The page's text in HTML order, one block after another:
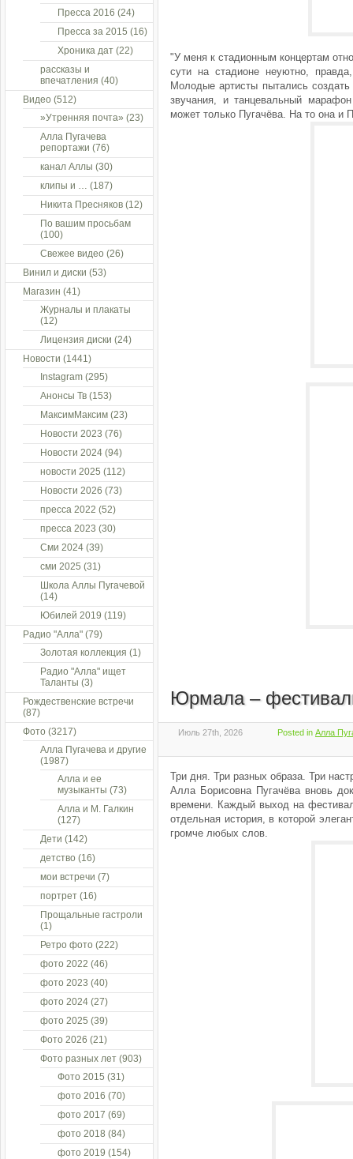
"У меня к стадионным концертам
сути на стадионе неуютно,
Молодые артисты пытались
звучания, и танцевальный
может только Пугачёва. На то она и
Юрмала –
Июль 27th, 2026 Posted in Алла
Три дня. Три разных образа. Три
Алла Борисовна Пугачёва вновь
времени. Каждый выход на
отдельная история, в которой
громче любых слов.
Пресса 2016 (24)
Пресса за 2015 (16)
Хроника дат (22)
рассказы и
впечатления (40)
Видео (512)
»Утренняя почта» (23)
Алла Пугачева
репортажи (76)
канал Аллы (30)
клипы и … (187)
Никита Пресняков (12)
По вашим просьбам
(100)
Свежее видео (26)
Винил и диски (53)
Магазин (41)
Журналы и плакаты
(12)
Лицензия диски (24)
Новости (1441)
Instagram (295)
Анонсы Тв (153)
МаксимМаксим (23)
Новости 2023 (76)
Новости 2024 (94)
новости 2025 (112)
Новости 2026 (73)
пресса 2022 (52)
пресса 2023 (30)
Сми 2024 (39)
сми 2025 (31)
Школа Аллы Пугачевой
(14)
Юбилей 2019 (119)
Радио "Алла" (79)
Золотая коллекция (1)
Радио "Алла" ищет
Таланты (3)
Рождественские встречи
(87)
Фото (3217)
Алла Пугачева и другие
(1987)
Алла и ее
музыканты (73)
Алла и М. Галкин
(127)
Дети (142)
детство (16)
мои встречи (7)
портрет (16)
Прощальные гастроли
(1)
Ретро фото (222)
фото 2022 (46)
фото 2023 (40)
фото 2024 (27)
фото 2025 (39)
Фото 2026 (21)
Фото разных лет (903)
Фото 2015 (31)
фото 2016 (70)
фото 2017 (69)
фото 2018 (84)
фото 2019 (154)